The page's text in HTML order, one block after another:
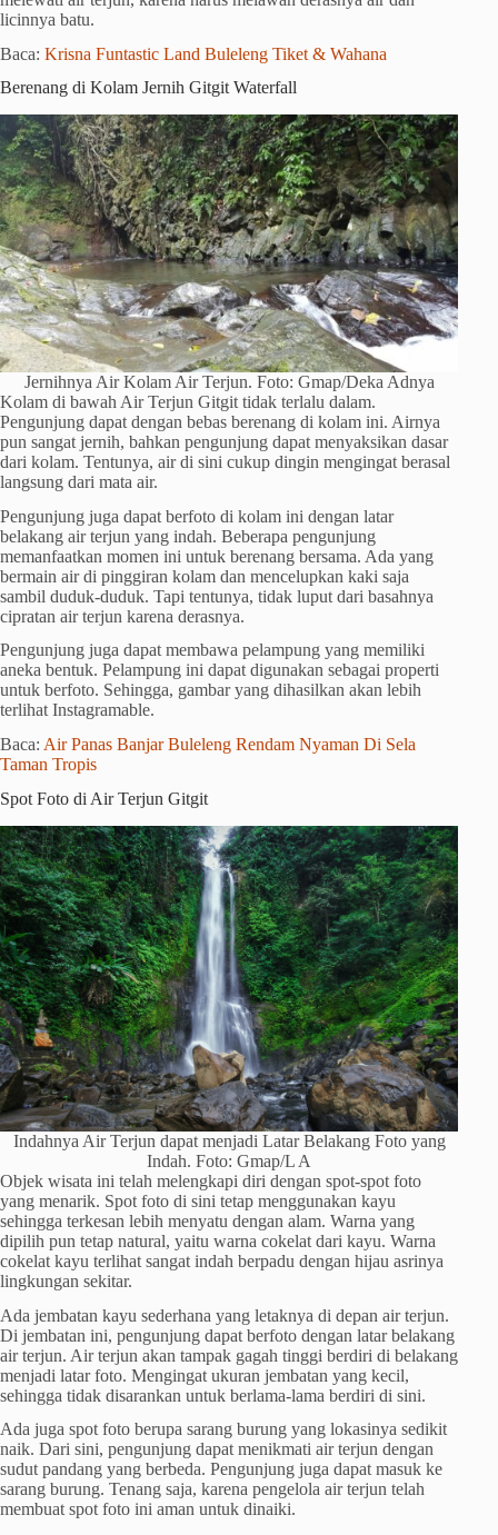
licinnya batu.
Baca: Krisna Funtastic Land Buleleng Tiket & Wahana
Berenang di Kolam Jernih Gitgit Waterfall
Jernihnya Air Kolam Air Terjun. Foto: Gmap/Deka Adnya
Kolam di bawah Air Terjun Gitgit tidak terlalu dalam.
Pengunjung dapat dengan bebas berenang di kolam ini. Airnya
pun sangat jernih, bahkan pengunjung dapat menyaksikan dasar
dari kolam. Tentunya, air di sini cukup dingin mengingat berasal
langsung dari mata air.
Pengunjung juga dapat berfoto di kolam ini dengan latar
belakang air terjun yang indah. Beberapa pengunjung
memanfaatkan momen ini untuk berenang bersama. Ada yang
bermain air di pinggiran kolam dan mencelupkan kaki saja
sambil duduk-duduk. Tapi tentunya, tidak luput dari basahnya
cipratan air terjun karena derasnya.
Pengunjung juga dapat membawa pelampung yang memiliki
aneka bentuk. Pelampung ini dapat digunakan sebagai properti
untuk berfoto. Sehingga, gambar yang dihasilkan akan lebih
terlihat Instagramable.
Baca: Air Panas Banjar Buleleng Rendam Nyaman Di Sela
Taman Tropis
Spot Foto di Air Terjun Gitgit
Indahnya Air Terjun dapat menjadi Latar Belakang Foto yang
Indah. Foto: Gmap/L A
Objek wisata ini telah melengkapi diri dengan spot-spot foto
yang menarik. Spot foto di sini tetap menggunakan kayu
sehingga terkesan lebih menyatu dengan alam. Warna yang
dipilih pun tetap natural, yaitu warna cokelat dari kayu. Warna
cokelat kayu terlihat sangat indah berpadu dengan hijau asrinya
lingkungan sekitar.
Ada jembatan kayu sederhana yang letaknya di depan air terjun.
Di jembatan ini, pengunjung dapat berfoto dengan latar belakang
air terjun. Air terjun akan tampak gagah tinggi berdiri di belakang
menjadi latar foto. Mengingat ukuran jembatan yang kecil,
sehingga tidak disarankan untuk berlama-lama berdiri di sini.
Ada juga spot foto berupa sarang burung yang lokasinya sedikit
naik. Dari sini, pengunjung dapat menikmati air terjun dengan
sudut pandang yang berbeda. Pengunjung juga dapat masuk ke
sarang burung. Tenang saja, karena pengelola air terjun telah
membuat spot foto ini aman untuk dinaiki.